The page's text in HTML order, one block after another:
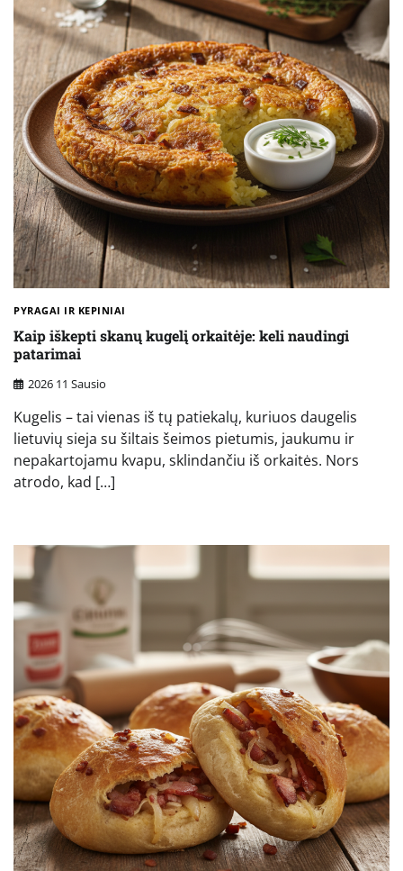
PYRAGAI IR KEPINIAI
Kaip iškepti skanų kugelį orkaitėje: keli naudingi
patarimai
2026 11 Sausio
Kugelis – tai vienas iš tų patiekalų, kuriuos daugelis
lietuvių sieja su šiltais šeimos pietumis, jaukumu ir
nepakartojamu kvapu, sklindančiu iš orkaitės. Nors
atrodo, kad […]